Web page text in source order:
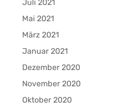
Juli 2021
Mai 2021
März 2021
Januar 2021
Dezember 2020
November 2020
Oktober 2020